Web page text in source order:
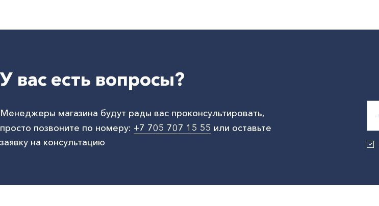
У вас есть вопросы?
Менеджеры магазина будут рады вас проконсультировать,
просто позвоните по номеру: +7 705 707 15 55 или оставьте
заявку на консультацию